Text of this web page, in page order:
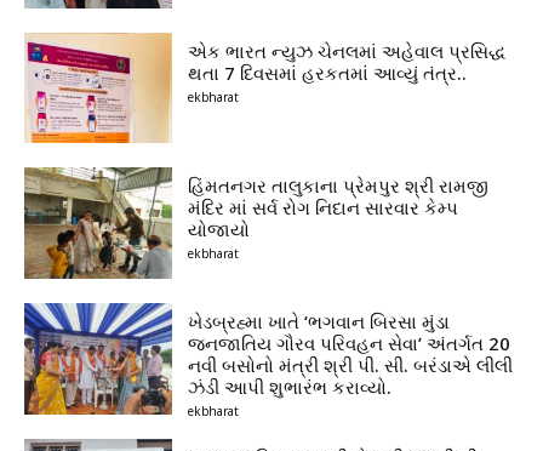
એક ભારત ન્યુઝ ચેનલમાં અહેવાલ પ્રસિદ્ધ
થતા 7 દિવસમાં હરકતમાં આવ્યું તંત્ર..
ekbharat
હિંમતનગર તાલુકાના પ્રેમપુર શ્રી રામજી
મંદિર માં સર્વ રોગ નિદાન સારવાર કેમ્પ
યોજાયો
ekbharat
ખેડબ્રહ્મા ખાતે ‘ભગવાન બિરસા મુંડા
જનજાતિય ગૌરવ પરિવહન સેવા’ અંતર્ગત 20
નવી બસોનો મંત્રી શ્રી પી. સી. બરંડાએ લીલી
ઝંડી આપી શુભારંભ કરાવ્યો.
ekbharat